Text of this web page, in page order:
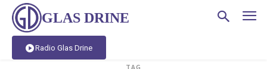
GLAS DRINE
Radio Glas Drine
TAG